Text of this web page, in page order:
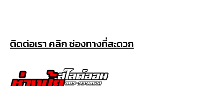
ติดต่อเรา คลิก ช่องทางที่สะดวก